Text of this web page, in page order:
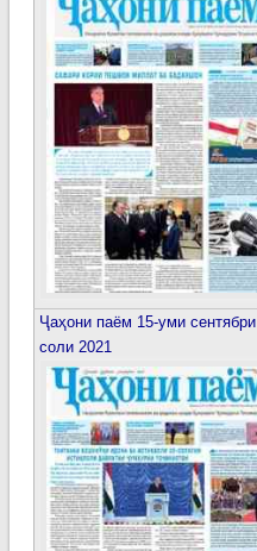
Ҷаҳони паём 15-уми сентябри
соли 2021